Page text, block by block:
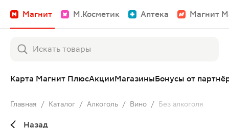
Магнит М.Косметик Аптека Магнит
Карта Магнит ПлюсАкцииМагазиныБонусы от
Главная / Каталог / Алкоголь / Вино / Без алкоголя
Назад